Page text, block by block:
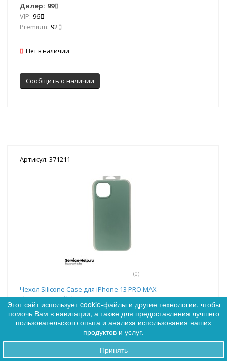
0
Дилер: 99
VIP: 96
Premium: 92
Нет в наличии
Сообщить о наличии
Артикул: 371211
(0)
Чехол Silicone Case для iPhone 13 PRO MAX
(фисташковый) №68 COPY AAA+
Цена: 82
Этот сайт использует cookie-файлы и другие технологии, чтобы
помочь Вам в навигации, а также для предоставления лучшего
пользовательского опыта и анализа использования наших
продуктов и услуг.
Принять